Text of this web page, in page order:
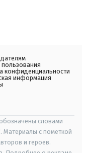
конфиденциальности
информация
словами
Материалы с пометкой
и героев.